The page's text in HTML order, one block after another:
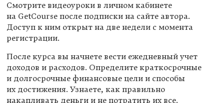
Смотрите видеоуроки в личном кабинете
на GetCourse после подписки на сайте автора.
Доступ к ним открыт на две недели с момента
регистрации.
После курса вы начнете вести ежедневный учет
доходов и расходов. Определите краткосрочные
и долгосрочные финансовые цели и способы
их достижения. Узнаете, как правильно
накапливать деньги и не потратить их все.